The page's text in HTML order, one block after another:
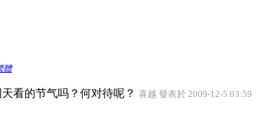
體
看的节气吗？何对待呢？ 喜越 發表於 2009-12-5 03:59